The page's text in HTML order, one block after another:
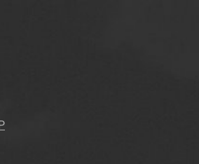
1966, nr 52
: Organ Samorządu
1967
: Organ Samorządu
1968